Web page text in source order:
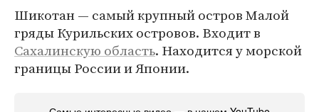
Шикотан — самый крупный остров Малой
гряды Курильских островов. Входит в
Сахалинскую область. Находится у морской
границы России и Японии.